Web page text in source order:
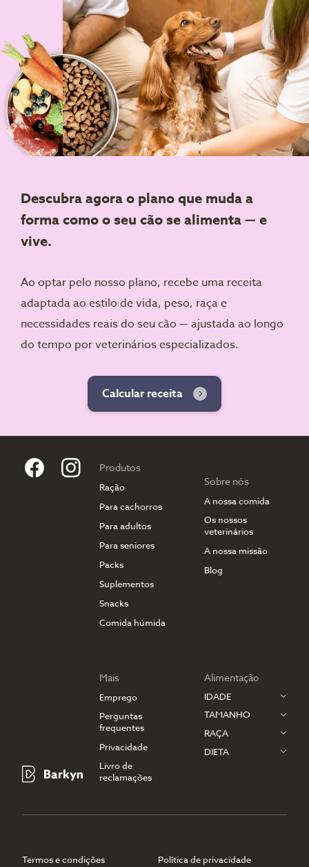
Descubra agora o plano que muda a
forma como o seu cão se alimenta — e
vive.
Ao optar pelo nosso plano, recebe uma receita
adaptada ao estilo de vida, peso, raça e
necessidades reais do seu cão — ajustada ao longo
do tempo por veterinários especializados.
Calcular receita
Produtos
Ração
Para cachorros
Para adultos
Para seniores
Packs
Suplementos
Snacks
Comida húmida
Sobre nós
A nossa comida
Os nossos
veterinários
A nossa missão
Blog
Mais
Emprego
Perguntas
frequentes
Privacidade
Livro de
reclamações
Alimentação
IDADE
TAMANHO
RAÇA
DIETA
Termos e condições Política de privacidade